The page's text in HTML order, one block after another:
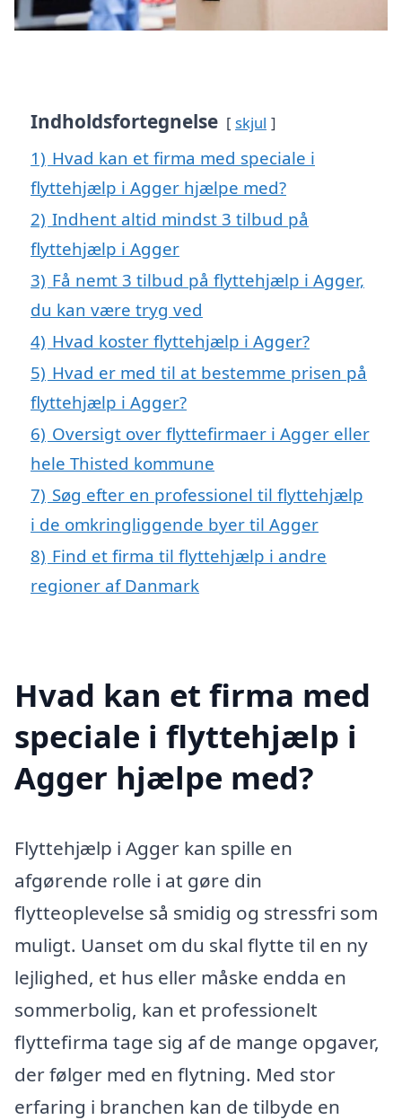
Indholdsfortegnelse skjul
1) Hvad kan et firma med speciale i
flyttehjælp i Agger hjælpe med?
2) Indhent altid mindst 3 tilbud på
flyttehjælp i Agger
3) Få nemt 3 tilbud på flyttehjælp i Agger,
du kan være tryg ved
4) Hvad koster flyttehjælp i Agger?
5) Hvad er med til at bestemme prisen på
flyttehjælp i Agger?
6) Oversigt over flyttefirmaer i Agger eller
hele Thisted kommune
7) Søg efter en professionel til flyttehjælp
i de omkringliggende byer til Agger
8) Find et firma til flyttehjælp i andre
regioner af Danmark
Hvad kan et firma med
speciale i flyttehjælp i
Agger hjælpe med?
Flyttehjælp i Agger kan spille en
afgørende rolle i at gøre din
flytteoplevelse så smidig og stressfri som
muligt. Uanset om du skal flytte til en ny
lejlighed, et hus eller måske endda en
sommerbolig, kan et professionelt
flyttefirma tage sig af de mange opgaver,
der følger med en flytning. Med stor
erfaring i branchen kan de tilbyde en